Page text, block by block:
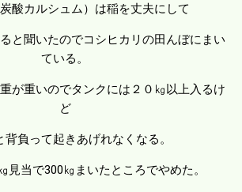
酸カルシュム）は稲を丈夫にして
と聞いたのでコシヒカリの田んぼにまい
ている。
が重いのでタンクには２０㎏以上入るけ
ど
背負って起きあげれなくなる。
見当で300㎏まいたところでやめた。